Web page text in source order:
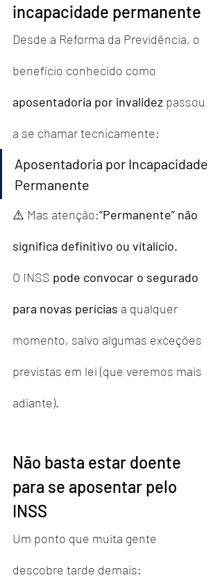
incapacidade permanente
Desde a Reforma da Previdência, o
benefício conhecido como
aposentadoria por invalidez passou
a se chamar tecnicamente:
Aposentadoria por Incapacidade
Permanente
⚠️ Mas atenção:“Permanente” não
significa definitivo ou vitalício.
O INSS pode convocar o segurado
para novas perícias a qualquer
momento, salvo algumas exceções
previstas em lei (que veremos mais
adiante).
Não basta estar doente
para se aposentar pelo
INSS
Um ponto que muita gente
descobre tarde demais: